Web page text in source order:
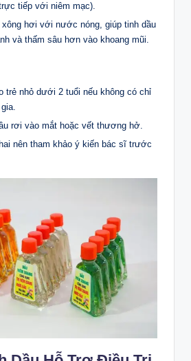
tiếp với niêm mạc).
xông hơi với nước nóng, giúp tinh dầu
và thấm sâu hơn vào khoang mũi.
trẻ nhỏ dưới 2 tuổi nếu không có chỉ
rơi vào mắt hoặc vết thương hở.
nên tham khảo ý kiến bác sĩ trước